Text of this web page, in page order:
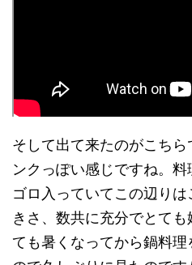
そして出て来たのがこち
ンクっぽい感じですね。
ゴロ入っていてこの辺り
きさ、数共に充分でとて
ても暑くなってから鍋料